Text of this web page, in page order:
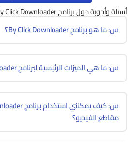
أسئلة وأجوبة حول برنامج By Click Downloader
س: ما هو برنامج By Click Downloader؟
س: ما هي الميزات الرئيسية لبرنامج By Click Downloader؟
مقاطع الفيديو؟